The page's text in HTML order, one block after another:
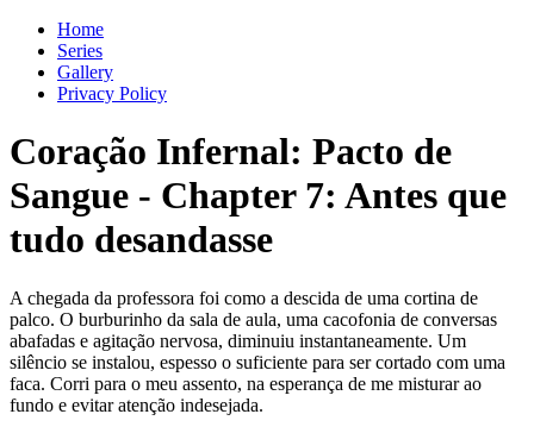
Home
Series
Gallery
Privacy Policy
Coração Infernal: Pacto de
Sangue - Chapter 7: Antes que
tudo desandasse
A chegada da professora foi como a descida de uma cortina de
palco. O burburinho da sala de aula, uma cacofonia de conversas
abafadas e agitação nervosa, diminuiu instantaneamente. Um
silêncio se instalou, espesso o suficiente para ser cortado com uma
faca. Corri para o meu assento, na esperança de me misturar ao
fundo e evitar atenção indesejada.